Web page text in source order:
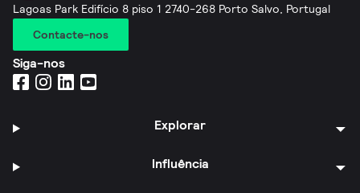
Lagoas Park Edifício 8 piso 1 2740-268 Porto Salvo, Portugal
Contacte-nos
Siga-nos
Explorar
Influência